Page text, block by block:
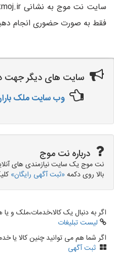
فقط به صورت حضوری انجام
سایت های دیگر جهت
وب سایت ملک
درباره نت موج
نت موج یک سایت نیازمندی های
بالا روی دکمه«ثبت آگهی رایگان»
اگر به دنبال یک کالا،خدمات،ملک و
لیست تبلیغات
اگر شما هم می توانید چنین کالا یا
ثبت آگهی